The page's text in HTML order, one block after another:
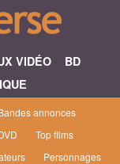
VIDÉO
BD
annonces
Top films
Personnages